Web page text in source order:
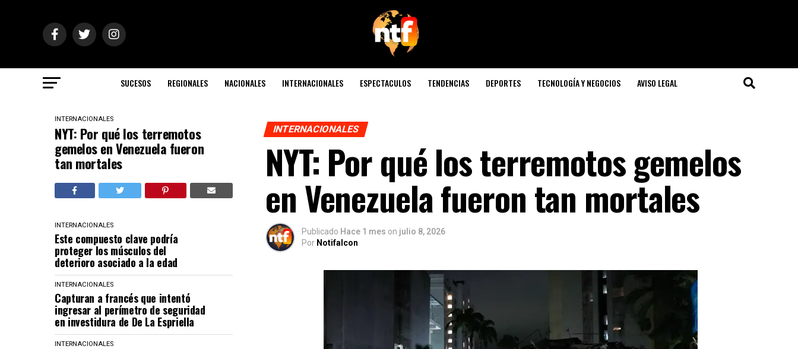
SUCESOS REGIONALES NACIONALES INTERNACIONALES ESPECTACULOS TENDENCIAS DEPORTES TECNOLOGÍA Y NEGOCIOS AVISO LEGAL
INTERNACIONALES
NYT: Por qué los terremotos
gemelos en Venezuela fueron
tan mortales
INTERNACIONALES
Este compuesto clave podría
proteger los músculos del
deterioro asociado a la edad
INTERNACIONALES
Capturan a francés que intentó
ingresar al perímetro de seguridad
en investidura de De La Espriella
INTERNACIONALES
INTERNACIONALES
NYT: Por qué los terremotos gemelos
en Venezuela fueron tan mortales
Publicado Hace 1 mes on julio 8, 2026
Por Notifalcon